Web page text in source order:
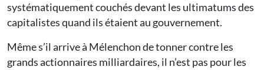
systématiquement couchés devant les ultimatums des
capitalistes quand ils étaient au gouvernement.
Même s’il arrive à Mélenchon de tonner contre les
grands actionnaires milliardaires, il n’est pas pour les